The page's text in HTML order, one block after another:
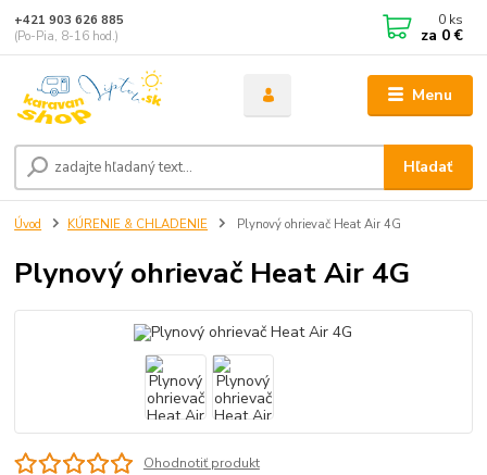
Menu
Hľadať
+421 903 626 885
(Po-Pia, 8-16 hod.)
0 ks
za 0 €
Úvod KÚRENIE & CHLADENIE Plynový ohrievač Heat Air 4G
Plynový ohrievač Heat Air 4G
Ohodnotiť produkt